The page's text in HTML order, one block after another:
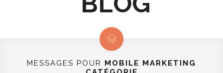
MESSAGES POUR MOBILE MARKETING